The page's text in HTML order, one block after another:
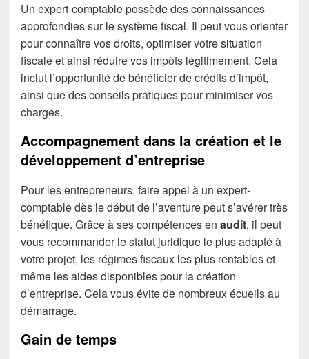
Un expert-comptable possède des connaissances
approfondies sur le système fiscal. Il peut vous orienter
pour connaître vos droits, optimiser votre situation
fiscale et ainsi réduire vos impôts légitimement. Cela
inclut l’opportunité de bénéficier de crédits d’impôt,
ainsi que des conseils pratiques pour minimiser vos
charges.
Accompagnement dans la création et le
développement d’entreprise
Pour les entrepreneurs, faire appel à un expert-
comptable dès le début de l’aventure peut s’avérer très
bénéfique. Grâce à ses compétences en audit, il peut
vous recommander le statut juridique le plus adapté à
votre projet, les régimes fiscaux les plus rentables et
même les aides disponibles pour la création
d’entreprise. Cela vous évite de nombreux écueils au
démarrage.
Gain de temps